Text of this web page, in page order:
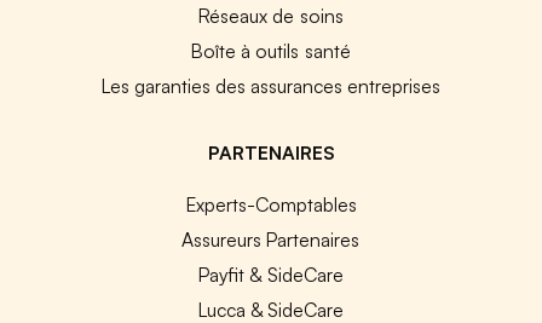
Réseaux de soins
Boîte à outils santé
Les garanties des assurances entreprises
PARTENAIRES
Experts-Comptables
Assureurs Partenaires
Payfit & SideCare
Lucca & SideCare